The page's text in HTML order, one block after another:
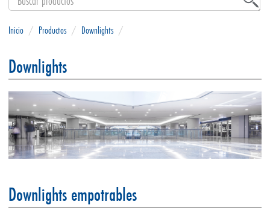
Inicio / Productos / Downlights /
Downlights
Downlights empotrables